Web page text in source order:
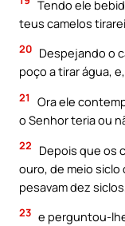
Tendo ele
teus camelos
20 Despejando o
poço a tirar água,
21
Ora ele
o Senhor teria ou
22
Depois que os
ouro, de meio
pesavam dez siclos,
23 e perguntou-